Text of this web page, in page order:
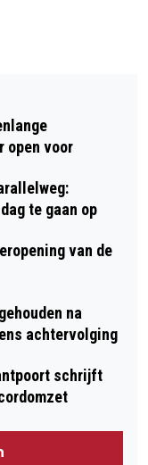
VOOR
CLOWNS
&
open voor
te gaan op
van de
na
achtervolging
schrijft